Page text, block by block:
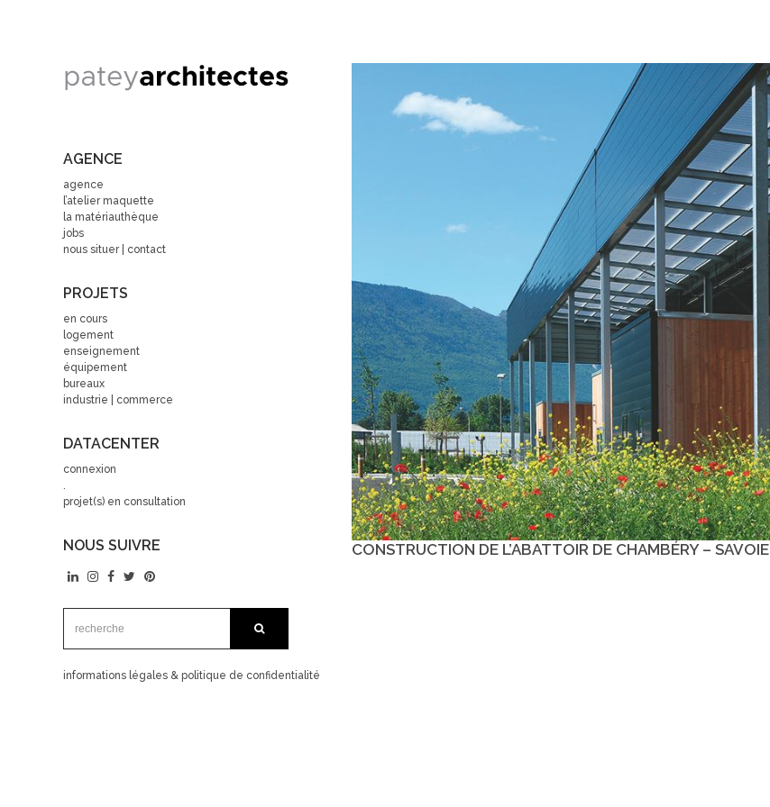
AGENCE
agence
l’atelier maquette
la matériauthèque
jobs
nous situer | contact
PROJETS
en cours
logement
enseignement
équipement
bureaux
industrie | commerce
DATACENTER
connexion
.
projet(s) en consultation
NOUS SUIVRE
informations légales & politique de confidentialité
CONSTRUCTION DE L’ABATTOIR DE CHAMBÉRY – SAVOIE